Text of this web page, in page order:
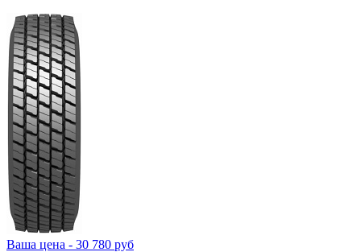
Ваша цена - 30 780 руб